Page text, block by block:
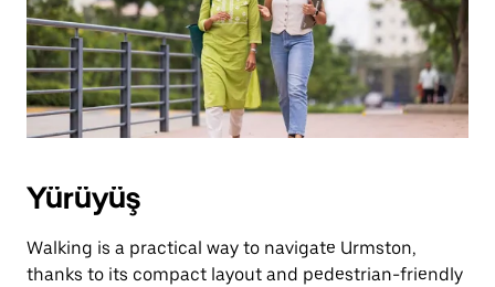
Yürüyüş
Walking is a practical way to navigate Urmston,
thanks to its compact layout and pedestrian-friendly